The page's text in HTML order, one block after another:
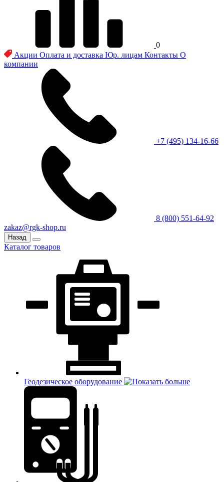
0
Акции Оплата и доставка Юр. лицам Контакты О
компании
+7 (495) 134-16-66
8 (800) 551-64-92
zakaz@rgk-shop.ru
Назад
Каталог товаров
Геодезическое оборудование